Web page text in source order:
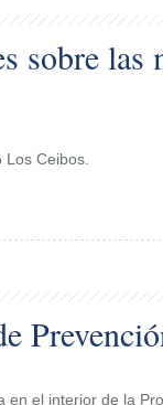
sobre
Ceibos.
en el interior de la